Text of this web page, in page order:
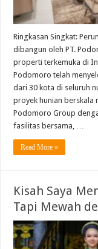
Ringkasan Singkat:
dibangun oleh PT.
properti terkemuka di
Podomoro telah
dari 30 kota di seluruh
proyek hunian berskala
Podomoro Group
fasilitas bersama, …
Read More »
Kisah Saya
Tapi Mewah